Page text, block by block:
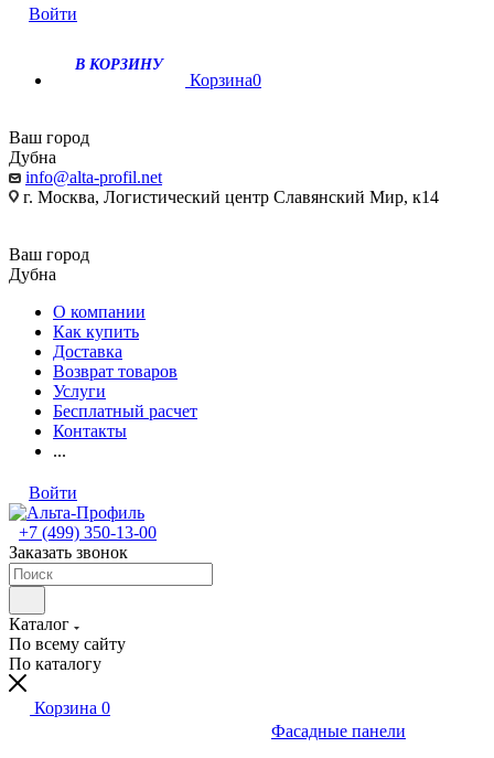
Войти
В КОРЗИНУ
Корзина0
Ваш город
Дубна
info@alta-profil.net
г. Москва, Логистический центр Славянский Мир, к14
Ваш город
Дубна
О компании
Как купить
Доставка
Возврат товаров
Услуги
Бесплатный расчет
Контакты
...
Войти
+7 (499) 350-13-00
Заказать звонок
Каталог
По всему сайту
По каталогу
Корзина 0
Фасадные панели